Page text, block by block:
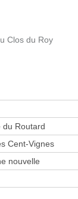
Clos du Roy
du Routard
Cent-Vignes
nouvelle